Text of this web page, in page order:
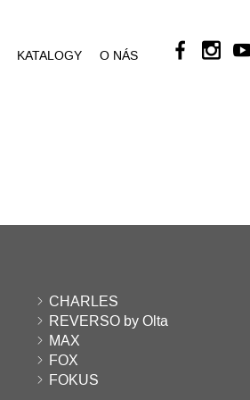
KATALOGY O NÁS
CHARLES
REVERSO by Olta
MAX
FOX
FOKUS